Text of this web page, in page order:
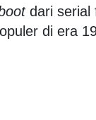
dari serial
di era